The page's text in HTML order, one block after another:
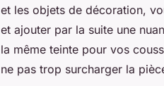
et les objets de décoration,
et ajouter par la suite une
la même teinte pour vos
ne pas trop surcharger la